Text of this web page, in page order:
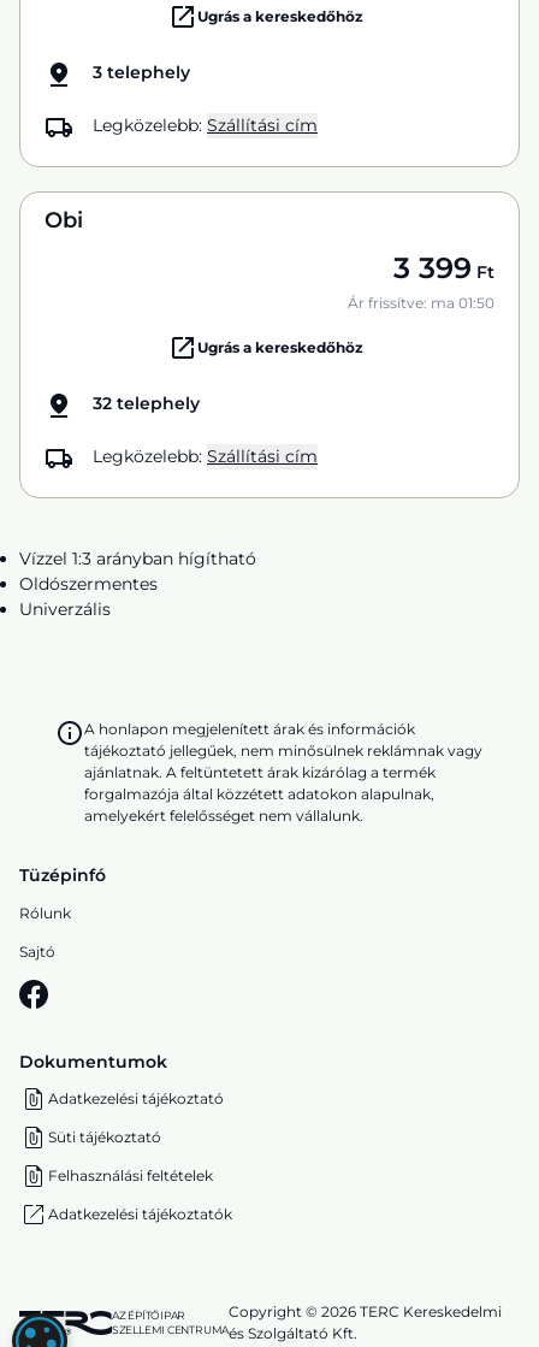
Ugrás a kereskedőhöz
3 telephely
Legközelebb: Szállítási cím
Obi
3 399 Ft
Ár frissítve: ma 01:50
Ugrás a kereskedőhöz
32 telephely
Legközelebb: Szállítási cím
Vízzel 1:3 arányban hígítható
Oldószermentes
Univerzális
A honlapon megjelenített árak és információk
tájékoztató jellegűek, nem minősülnek reklámnak vagy
ajánlatnak. A feltüntetett árak kizárólag a termék
forgalmazója által közzétett adatokon alapulnak,
amelyekért felelősséget nem vállalunk.
Tüzépinfó
Rólunk
Sajtó
Dokumentumok
Adatkezelési tájékoztató
Süti tájékoztató
Felhasználási feltételek
Adatkezelési tájékoztatók
AZ ÉPÍTŐIPAR
SZELLEMI CENTRUMA
Copyright © 2026 TERC Kereskedelmi
és Szolgáltató Kft.
SÜTI (COOKIE) BEÁLLÍTÁSOK